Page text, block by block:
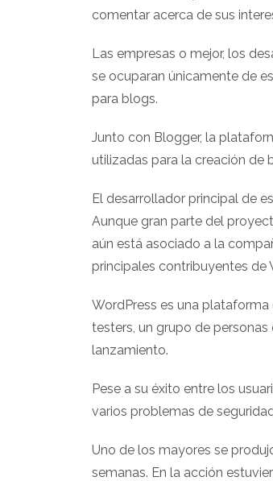
comentar acerca de sus
Las empresas o mejor, los
se ocuparan únicamente de
para blogs.
Junto con Blogger, la
utilizadas para la creación de
El desarrollador principal de
Aunque gran parte del
aún está asociado a la
principales contribuyentes de
WordPress es una
testers, un grupo de
lanzamiento.
Pese a su éxito entre los
varios problemas de
Uno de los mayores se
semanas. En la acción